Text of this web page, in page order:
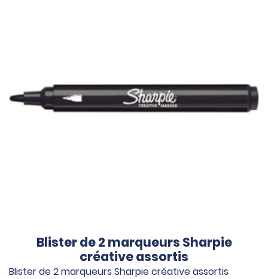
Blister de 2 marqueurs Sharpie
créative assortis
Blister de 2 marqueurs Sharpie créative assortis